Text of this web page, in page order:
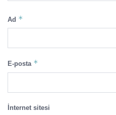
Ad *
E-posta *
İnternet sitesi